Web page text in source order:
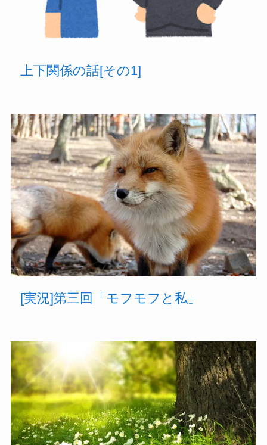
上下関係の話[その1]
[実況]第三回「モフモフと私」